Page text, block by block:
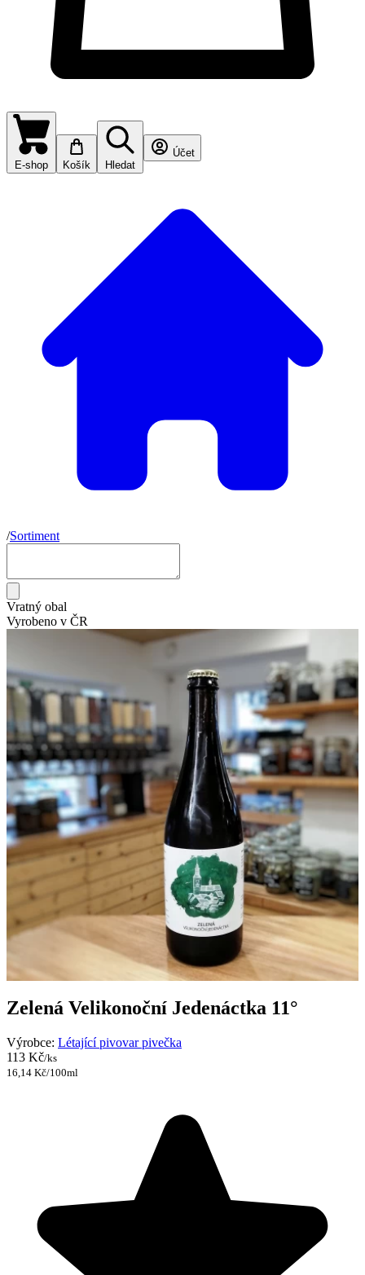
E-shop Košík Hledat
Účet
/Sortiment
Vratný obal
Vyrobeno v ČR
Zelená Velikonoční Jedenáctka 11°
Výrobce: Létající pivovar pivečka
113 Kč/ks
16,14 Kč/100ml